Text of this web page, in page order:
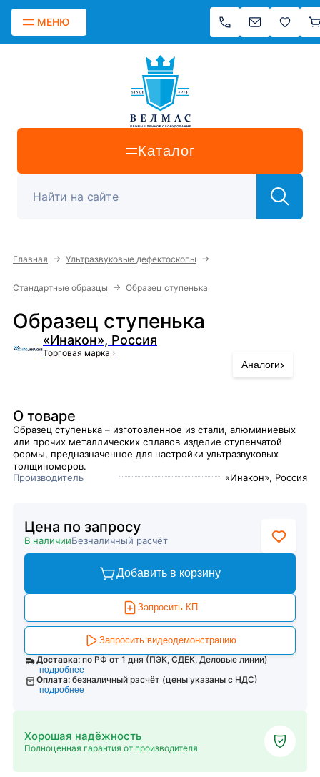
МЕНЮ
Каталог
Главная → Ультразвуковые дефектоскопы →
Стандартные образцы → Образец ступенька
Образец ступенька
«Инакон», Россия
Торговая марка ›
Аналоги›
О товаре
Образец ступенька – изготовленное из стали, алюминиевых
или прочих металлических сплавов изделие ступенчатой
формы, предназначенное для настройки ультразвуковых
толщиномеров.
Производитель
«Инакон», Россия
Цена по запросу
В наличииБезналичный расчёт
Добавить в корзину
Запросить КП
Запросить видеодемонстрацию
Доставка: по РФ от 1 дня (ПЭК, СДЕК, Деловые линии)
подробнее
Оплата: безналичный расчёт (цены указаны с НДС)
подробнее
Хорошая надёжность
Полноценная гарантия от производителя